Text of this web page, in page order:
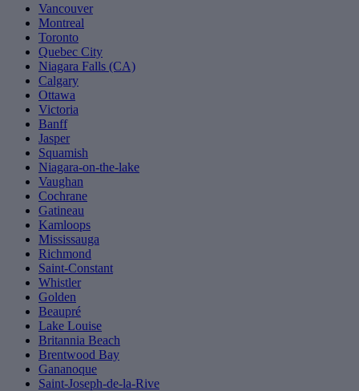
Vancouver
Montreal
Toronto
Quebec City
Niagara Falls (CA)
Calgary
Ottawa
Victoria
Banff
Jasper
Squamish
Niagara-on-the-lake
Vaughan
Cochrane
Gatineau
Kamloops
Mississauga
Richmond
Saint-Constant
Whistler
Golden
Beaupré
Lake Louise
Britannia Beach
Brentwood Bay
Gananoque
Saint-Joseph-de-la-Rive